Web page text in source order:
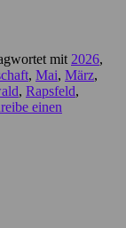
mit 2026,
, Mai, März,
, Rapsfeld,
einen